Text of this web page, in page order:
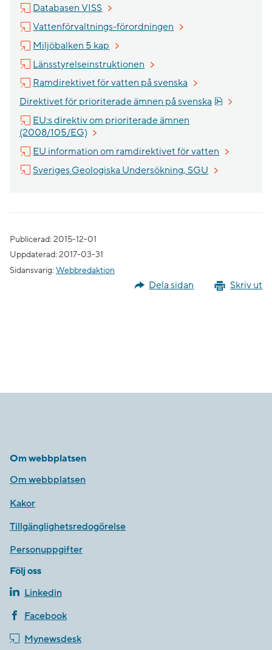
Databasen VISSLänk till annan webbplats, öppnas i
Vattenförvaltnings-förordningen Länk till annan
Miljöbalken 5 kap Länk till annan webbplats.
Länsstyrelseinstruktionen Länk till annan webbplats.
Ramdirektivet för vatten på svenska Länk till annan
Direktivet för prioriterade ämnen på svenska
Pdf, 927.1
EU:s direktiv om prioriterade ämnen
(2008/105/EG) Länk till annan webbplats, öppnas i nytt
EU information om ramdirektivet för vatten Länk till
Sveriges Geologiska Undersökning, SGU Länk till
Publicerad: 2015-12-01
Uppdaterad: 2017-03-31
Sidansvarig: Webbredaktion
Skriv ut
Dela sidan
Om webbplatsen
Om webbplatsen
Kakor
Tillgänglighetsredogörelse
Personuppgifter
Följ oss
Linkedin
Facebook
Mynewsdesk